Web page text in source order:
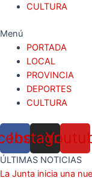
CULTURA
Menú
PORTADA
LOCAL
PROVINCIA
DEPORTES
CULTURA
Instagram
ÚLTIMAS NOTICIAS
La Junta inicia una